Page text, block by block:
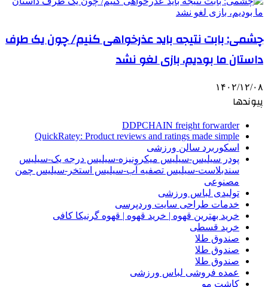
چشمی: بابت نتیجه باید عذرخواهی کنیم/ چون یک طرف
داستان ما بودیم، بازی لغو نشد
۱۴۰۲/۱۲/۰۸
پیوندها
DDPCHAIN freight forwarder
QuickRatey: Product reviews and ratings made simple
اسکوربرد سالن ورزشی
پودر سیلیس-سیلیس میکرونیزه-سیلیس درجه یک-سیلیس
سندبلاست-سیلیس تصفیه آب-سیلیس استخر-سیلیس چمن
مصنوعی
تولیدی لباس ورزشی
خدمات طراحی سایت وردپرسی
خرید بهترین قهوه | خرید قهوه | قهوه گرنیکا کافی
خرید قسطی
صندوق طلا
صندوق طلا
صندوق طلا
عمده فروشی لباس ورزشی
کاشت مو